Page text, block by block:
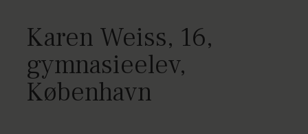
Karen Weiss, 16,
gymnasieelev,
København